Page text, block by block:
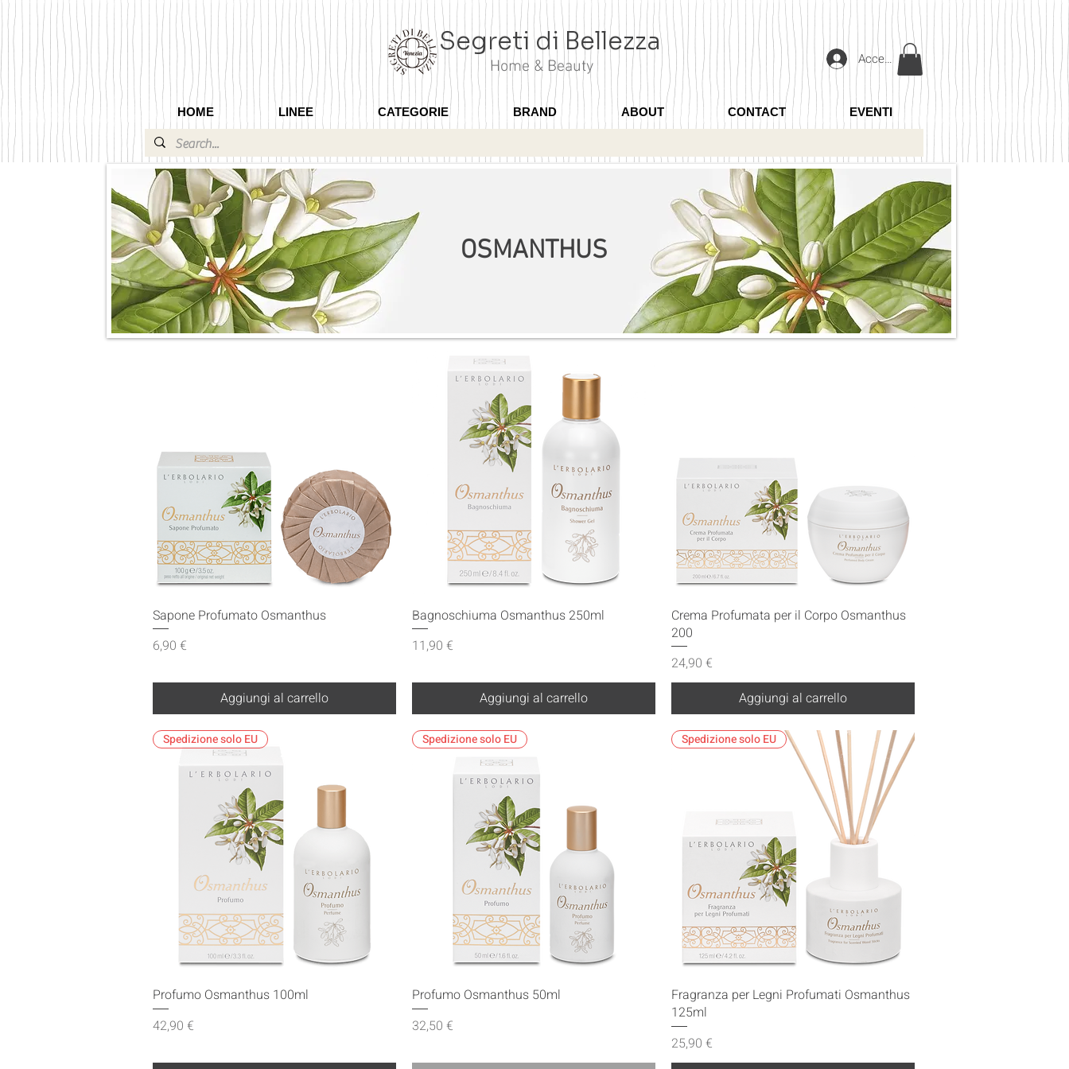
Segreti di Bellezza
Home & Beauty Accedi
HOME LINEE CATEGORIE BRAND ABOUT CONTACT EVENTI
OSMANTHUS
Vista rapida
Sapone Profumato Osmanthus
Prezzo
6,90 €
Aggiungi al carrello
Vista rapida
Bagnoschiuma Osmanthus 250ml
Prezzo
11,90 €
Aggiungi al carrello
Vista rapida
Crema Profumata per il Corpo Osmanthus
200
Prezzo
24,90 €
Aggiungi al carrello
Vista rapida
Spedizione solo EU
Profumo Osmanthus 100ml
Prezzo
42,90 €
Vista rapida
Spedizione solo EU
Profumo Osmanthus 50ml
Prezzo
32,50 €
Vista rapida
Spedizione solo EU
Fragranza per Legni Profumati Osmanthus
125ml
Prezzo
25,90 €